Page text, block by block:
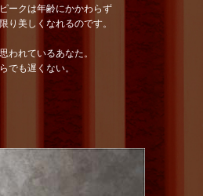
ークは年齢にかかわらず
り美しくなれるのです。
われているあなた。
でも遅くない。